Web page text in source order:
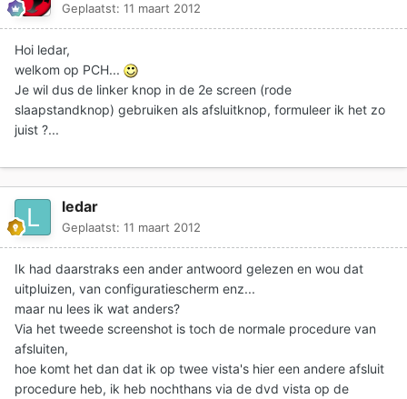
Geplaatst: 11 maart 2012
Hoi ledar,
welkom op PCH...
Je wil dus de linker knop in de 2e screen (rode
slaapstandknop) gebruiken als afsluitknop, formuleer ik het zo
juist ?...
ledar
Geplaatst: 11 maart 2012
Ik had daarstraks een ander antwoord gelezen en wou dat
uitpluizen, van configuratiescherm enz...
maar nu lees ik wat anders?
Via het tweede screenshot is toch de normale procedure van
afsluiten,
hoe komt het dan dat ik op twee vista's hier een andere afsluit
procedure heb, ik heb nochthans via de dvd vista op de